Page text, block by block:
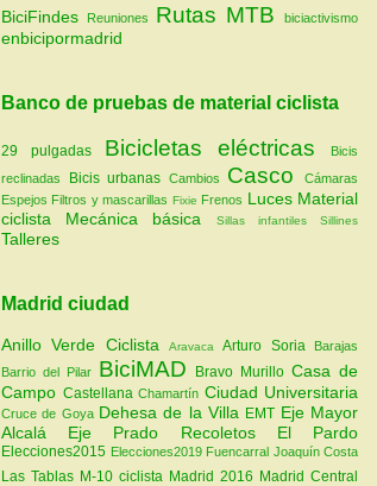
BiciFindes
Reuniones Rutas MTB biciactivismo
enbicipormadrid
Banco de pruebas de material ciclista
29 pulgadas Bicicletas eléctricas
Bicis
reclinadas
Bicis urbanas Cambios Casco
Cámaras
Espejos Filtros y mascarillas Fixie Frenos Luces Material
ciclista
Mecánica básica Sillas infantiles Sillines
Talleres
Madrid ciudad
Anillo Verde Ciclista AravacaArturo Soria
Barajas
Barrio del Pilar BiciMAD Bravo MurilloCasa de
Campo Castellana Chamartín Ciudad Universitaria
Cruce de Goya Dehesa de la Villa EMT Eje Mayor
Alcalá Eje Prado Recoletos El Pardo
Elecciones2015 Elecciones2019 Fuencarral Joaquín Costa
Las Tablas M-10 ciclista Madrid 2016 Madrid Central